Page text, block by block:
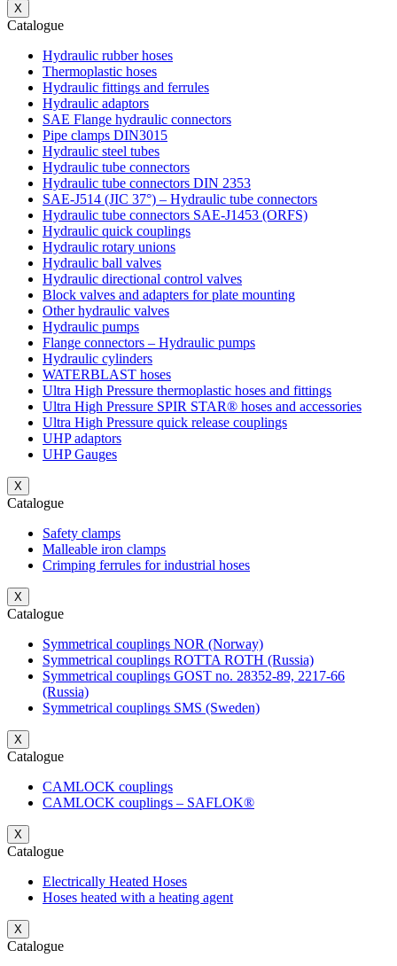
X
Catalogue
Hydraulic rubber hoses
Thermoplastic hoses
Hydraulic fittings and ferrules
Hydraulic adaptors
SAE Flange hydraulic connectors
Pipe clamps DIN3015
Hydraulic steel tubes
Hydraulic tube connectors
Hydraulic tube connectors DIN 2353
SAE-J514 (JIC 37°) – Hydraulic tube connectors
Hydraulic tube connectors SAE-J1453 (ORFS)
Hydraulic quick couplings
Hydraulic rotary unions
Hydraulic ball valves
Hydraulic directional control valves
Block valves and adapters for plate mounting
Other hydraulic valves
Hydraulic pumps
Flange connectors – Hydraulic pumps
Hydraulic cylinders
WATERBLAST hoses
Ultra High Pressure thermoplastic hoses and fittings
Ultra High Pressure SPIR STAR® hoses and accessories
Ultra High Pressure quick release couplings
UHP adaptors
UHP Gauges
X
Catalogue
Safety clamps
Malleable iron clamps
Crimping ferrules for industrial hoses
X
Catalogue
Symmetrical couplings NOR (Norway)
Symmetrical couplings ROTTA ROTH (Russia)
Symmetrical couplings GOST no. 28352-89, 2217-66
(Russia)
Symmetrical couplings SMS (Sweden)
X
Catalogue
CAMLOCK couplings
CAMLOCK couplings – SAFLOK®
X
Catalogue
Electrically Heated Hoses
Hoses heated with a heating agent
X
Catalogue